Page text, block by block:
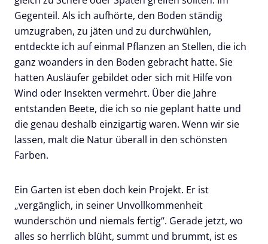
Gegenteil. Als ich aufhörte, den Boden ständig
umzugraben, zu jäten und zu durchwühlen,
entdeckte ich auf einmal Pflanzen an Stellen, die ich
ganz woanders in den Boden gebracht hatte. Sie
hatten Ausläufer gebildet oder sich mit Hilfe von
Wind oder Insekten vermehrt. Über die Jahre
entstanden Beete, die ich so nie geplant hatte und
die genau deshalb einzigartig waren. Wenn wir sie
lassen, malt die Natur überall in den schönsten
Farben.
Ein Garten ist eben doch kein Projekt. Er ist
„vergänglich, in seiner Unvollkommenheit
wunderschön und niemals fertig“. Gerade jetzt, wo
alles so herrlich blüht, summt und brummt, ist es